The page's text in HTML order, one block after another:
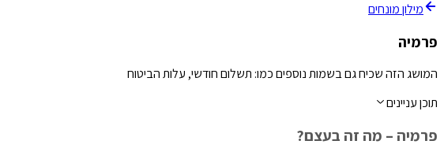
מילון מונחים
פרמיה
המושג הזה שכיח גם בשמות נוספים כמו: תשלום חודשי, עלות הביטוח
תוכן עניינים
פרמיה – מה זה בעצם?